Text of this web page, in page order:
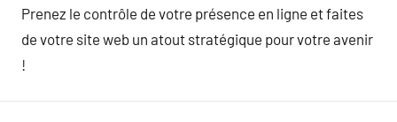
Prenez le contrôle de votre présence en ligne et faites
de votre site web un atout stratégique pour votre avenir
!